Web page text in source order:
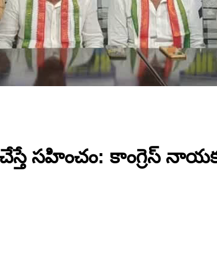
సహించం: కాంగ్రెస్